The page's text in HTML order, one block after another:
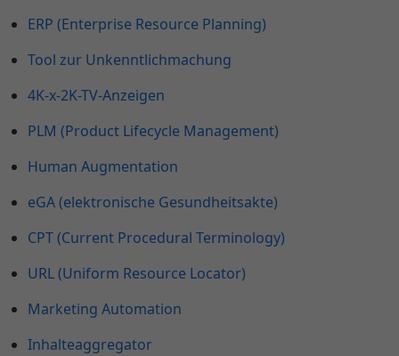
ERP (Enterprise Resource Planning)
Tool zur Unkenntlichmachung
4K-x-2K-TV-Anzeigen
PLM (Product Lifecycle Management)
Human Augmentation
eGA (elektronische Gesundheitsakte)
CPT (Current Procedural Terminology)
URL (Uniform Resource Locator)
Marketing Automation
Inhalteaggregator